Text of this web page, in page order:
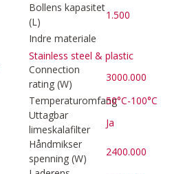
Bollens kapasitet
(L)
1.500
Indre materiale
Stainless steel & plastic
Connection
rating (W)
3000.000
Temperaturomfang50°C-100°C
Uttagbar
limeskalafilter
Ja
Håndmikser
spenning (W)
2400.000